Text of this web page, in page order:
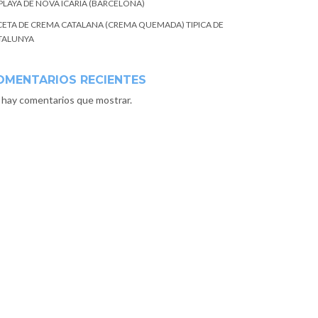
DE NOVA ICARIA (BARCELONA)
DE CREMA CATALANA (CREMA QUEMADA) TIPICA DE
RECIENTES
comentarios que mostrar.